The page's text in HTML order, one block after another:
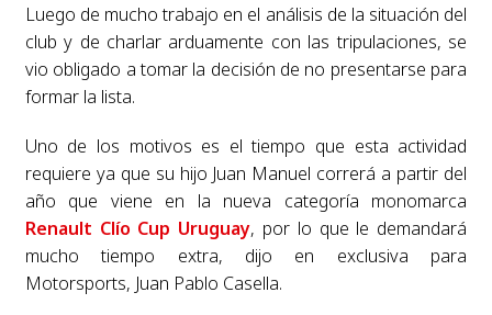
Luego de mucho trabajo en el análisis de la situación del
club y de charlar arduamente con las tripulaciones, se
vio obligado a tomar la decisión de no presentarse para
formar la lista.
Uno de los motivos es el tiempo que esta actividad
requiere ya que su hijo Juan Manuel correrá a partir del
año que viene en la nueva categoría monomarca
Renault Clío Cup Uruguay, por lo que le demandará
mucho tiempo extra, dijo en exclusiva para
Motorsports, Juan Pablo Casella.